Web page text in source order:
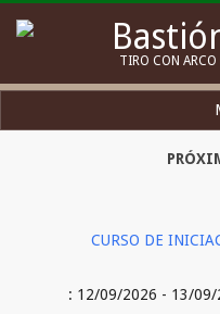
Bastión
de
Alanos
TIRO CON ARCO
Navigation
CURSO DE
: 12/09/2026 - 13/09/